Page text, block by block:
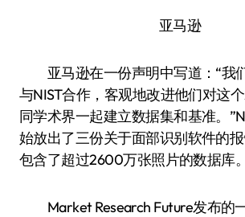
亚马逊
亚马逊在一份声明中写道：“我
与NIST合作，客观地改进他们对这
同学术界一起建立数据集和基准。
始放出了三份关于面部识别软件的
包含了超过2600万张照片的数据库。
Market Research Future发布的